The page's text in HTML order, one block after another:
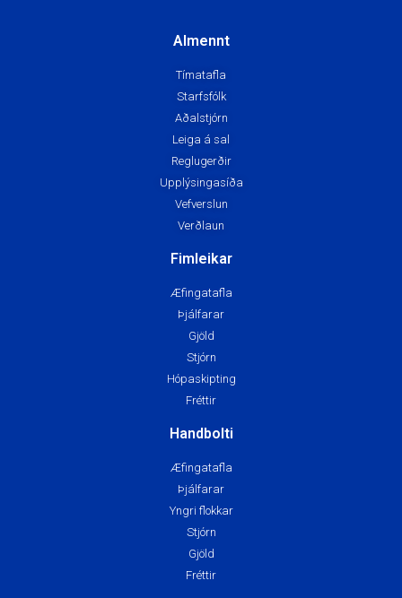
Almennt
Tímatafla
Starfsfólk
Aðalstjórn
Leiga á sal
Reglugerðir
Upplýsingasíða
Vefverslun
Verðlaun
Fimleikar
Æfingatafla
Þjálfarar
Gjöld
Stjórn
Hópaskipting
Fréttir
Handbolti
Æfingatafla
Þjálfarar
Yngri flokkar
Stjórn
Gjöld
Fréttir